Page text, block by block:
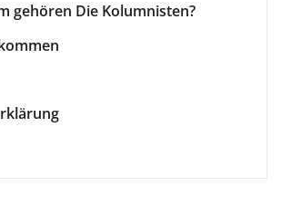
gehören Die Kolumnisten?